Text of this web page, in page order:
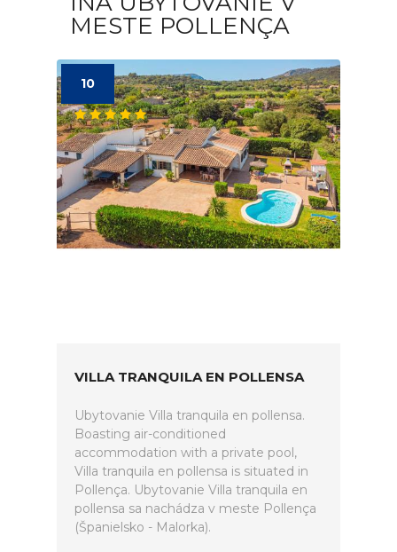
MESTE POLLENÇA
10
VILLA TRANQUILA EN POLLENSA
Ubytovanie Villa tranquila en pollensa.
Boasting air-conditioned
accommodation with a private pool,
Villa tranquila en pollensa is situated in
Pollença. Ubytovanie Villa tranquila en
pollensa sa nachádza v meste Pollença
(Španielsko - Malorka).